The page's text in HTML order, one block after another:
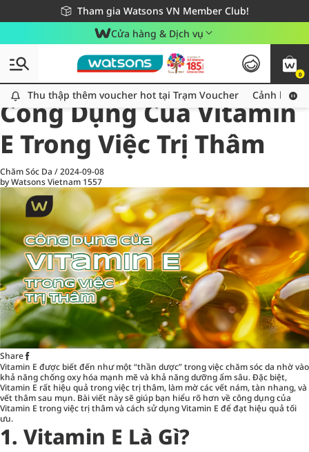
Tham gia Watsons VN Member Club!
Miễn phí giao hàng cho đơn hàng từ 249,000Đ
Giao hàng nhanh 24h - Áp dụng khu vực TP. Hồ Chí Minh
Cửa hàng & Dịch vụ
0
Thu thập thêm voucher hot tại Trạm Voucher
Thu thập thêm voucher hot tại Trạm Voucher Cảnh báo
All
Chăm Sóc Cá Nhân
Công Dụng Của Vitamin
E Trong Việc Trị Thâm
Chăm Sóc Da /2024-09-08
by Watsons Vietnam 1557
Share
Vitamin E được biết đến như một “thần dược” trong việc chăm sóc da nhờ vào
khả năng chống oxy hóa mạnh mẽ và khả năng dưỡng ẩm sâu. Đặc biệt,
Vitamin E rất hiệu quả trong việc trị thâm, làm mờ các vết nám, tàn nhang, và
vết thâm sau mụn. Bài viết này sẽ giúp bạn hiểu rõ hơn về công dụng của
Vitamin E trong việc trị thâm và cách sử dụng Vitamin E để đạt hiệu quả tối
ưu.
1. Vitamin E Là Gì?